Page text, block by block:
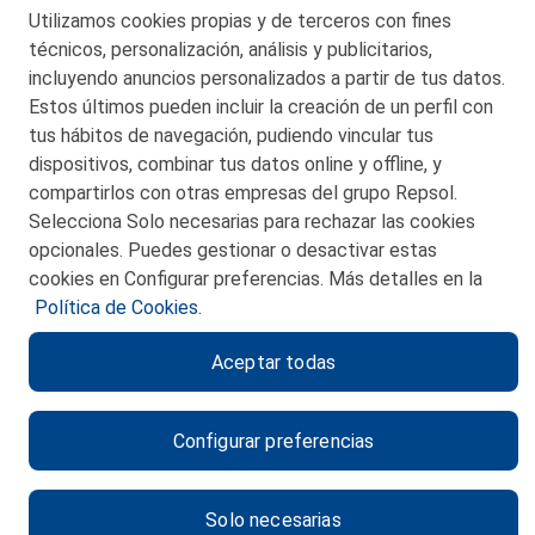
© 2026 Petronor S.A.
CONTACTO
MAPA WEB
POLITICA DE PRIVACIDAD
POLITICA DE COOKIES
CANAL DE ÉTICA
Utilizamos cookies propias y de terceros con fines
técnicos, personalización, análisis y publicitarios,
incluyendo anuncios personalizados a partir de tus datos.
Estos últimos pueden incluir la creación de un perfil con
tus hábitos de navegación, pudiendo vincular tus
dispositivos, combinar tus datos online y offline, y
compartirlos con otras empresas del grupo Repsol.
Selecciona Solo necesarias para rechazar las cookies
opcionales. Puedes gestionar o desactivar estas
cookies en Configurar preferencias. Más detalles en la
Política de Cookies.
Configurar preferencias
Solo necesarias
Aceptar todas